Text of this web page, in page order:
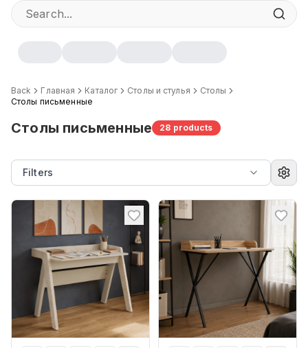
Back Главная Каталог Столы и стулья
Столы
Столы письменные
Столы письменные 28 products
Filters